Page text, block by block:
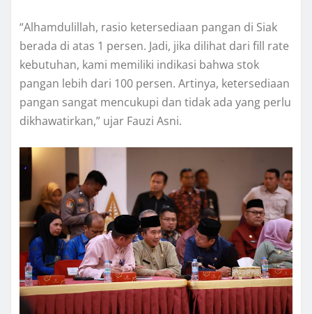
“Alhamdulillah, rasio ketersediaan pangan di Siak
berada di atas 1 persen. Jadi, jika dilihat dari fill rate
kebutuhan, kami memiliki indikasi bahwa stok
pangan lebih dari 100 persen. Artinya, ketersediaan
pangan sangat mencukupi dan tidak ada yang perlu
dikhawatirkan,” ujar Fauzi Asni.